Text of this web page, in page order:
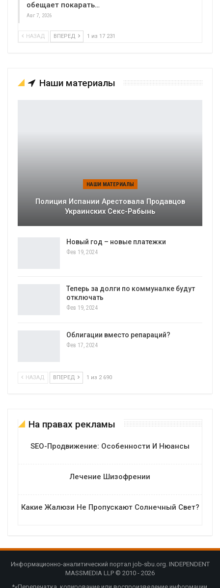
обещает покарать…
Авг 7, 2026
НАЗАД ВПЕРЕД 1 из 17 231
Наши материалы
НАШИ МАТЕРИАЛЫ
Полиция Испании Арестовала Продавцов
Украинских Секс-Рабынь
Новый год – новые платежки
Фев 19, 2024
Теперь за долги по коммуналке будут
отключать
Фев 19, 2024
Облигации вместо репараций?
Фев 17, 2024
НАЗАД ВПЕРЕД 1 из 2 690
На правах рекламы
SEO-Продвижение: Особенности И Нюансы
Лечение Шизофрении
Какие Жалюзи Не Пропускают Солнечный Свет?
Информационно-аналитический портал job-sbu.org. INDEPENDENT
MASSMEDIA LLP © 2010 - 2026